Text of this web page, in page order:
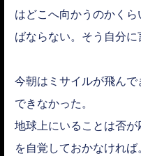
はどこへ向かうのかく
ばならない。そう自分に
今朝はミサイルが飛ん
できなかった。
地球上にいることは否
を自覚しておかなければ。